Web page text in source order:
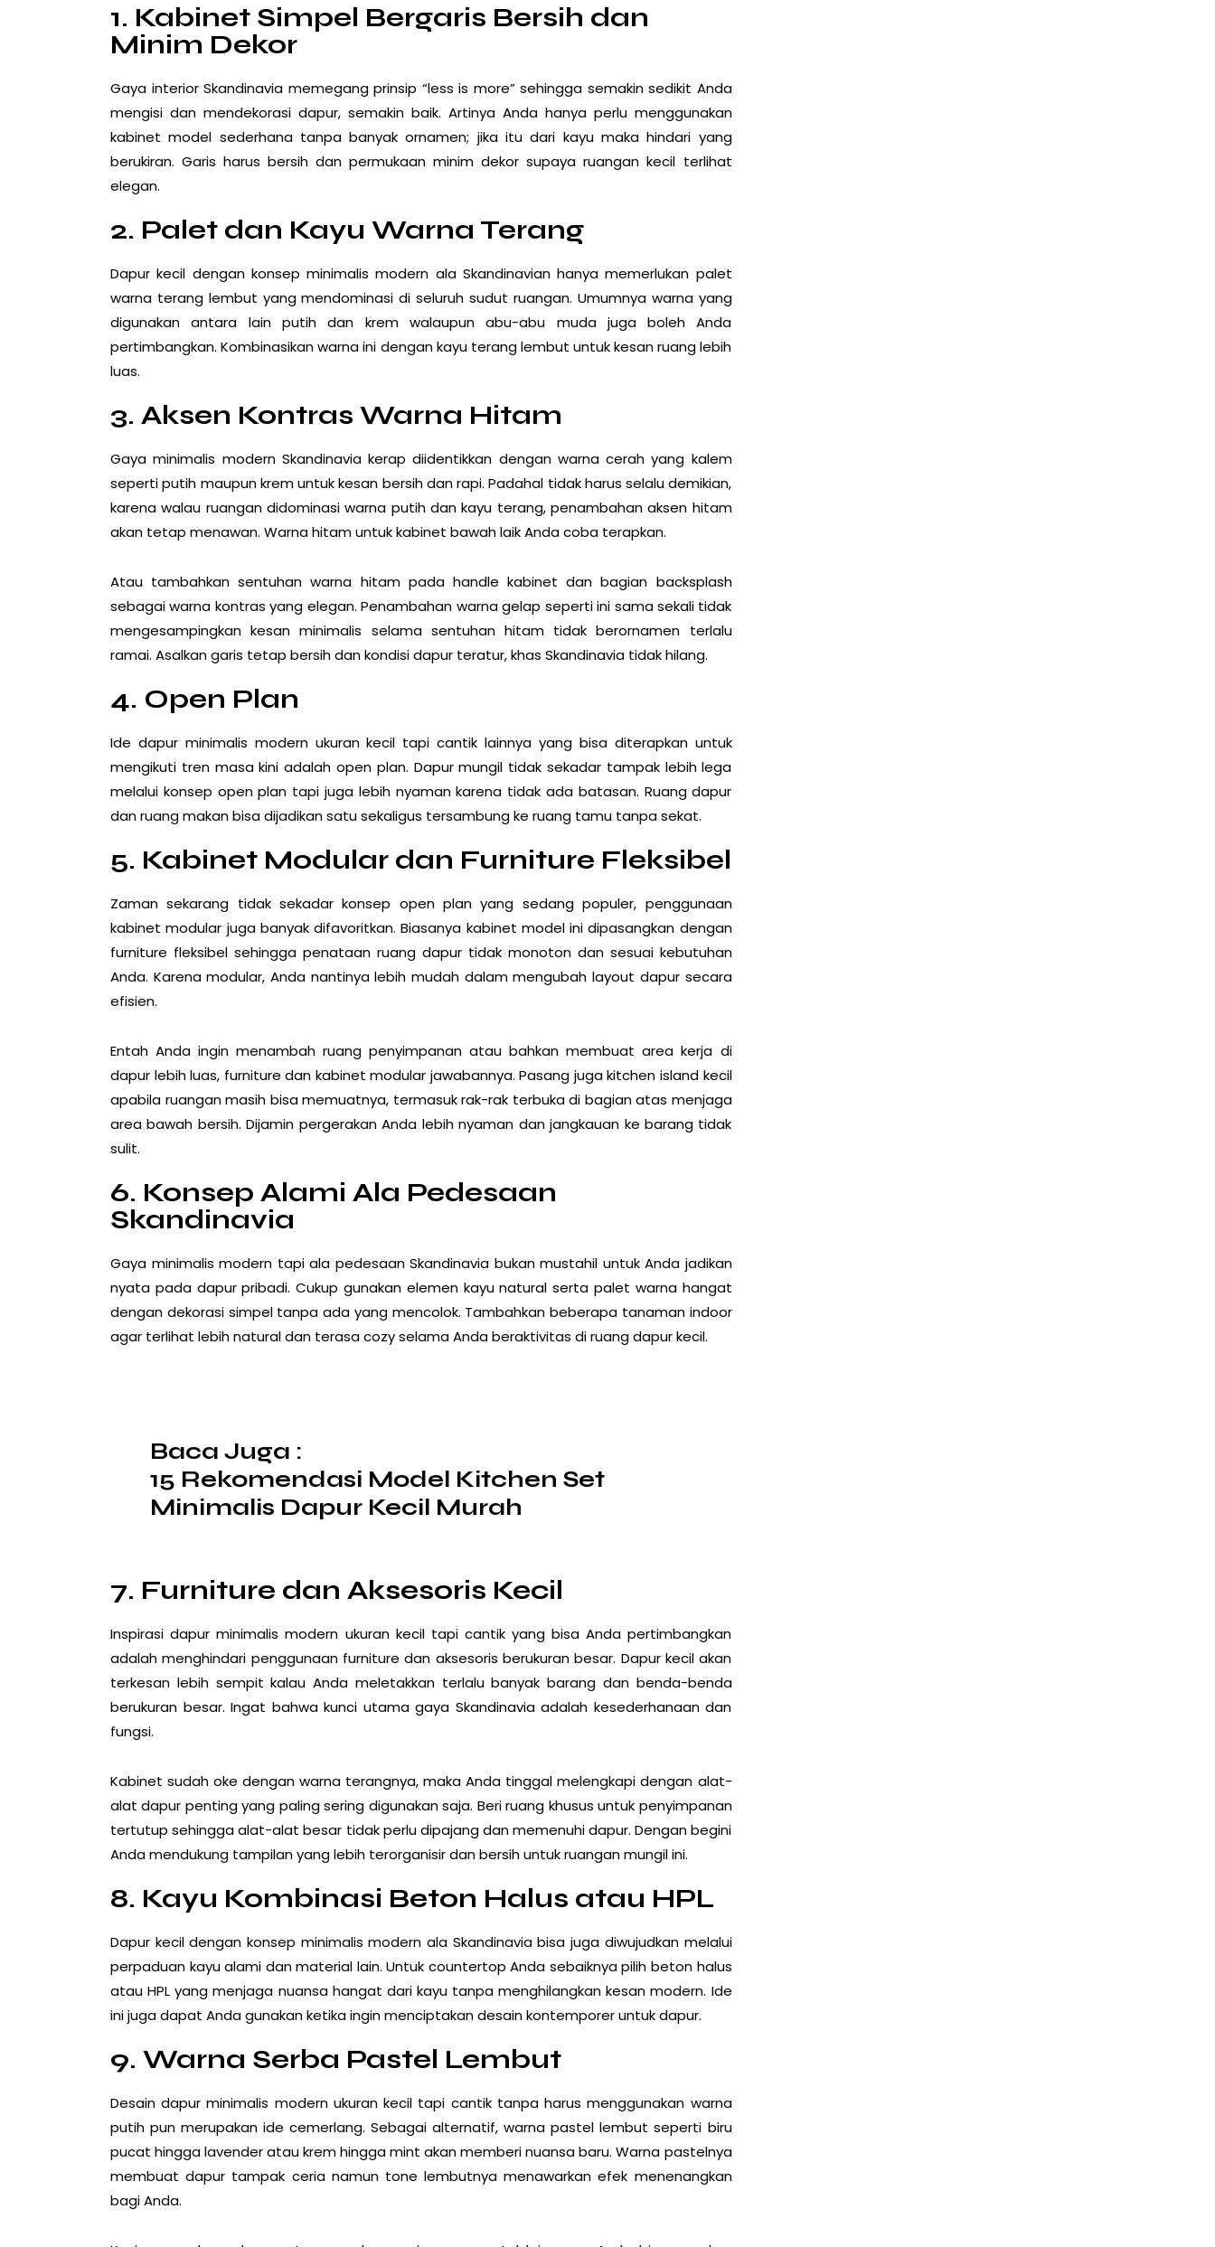
1. Kabinet Simpel Bergaris Bersih dan
Minim Dekor
Gaya interior Skandinavia memegang prinsip “less is more” sehingga semakin sedikit Anda
mengisi dan mendekorasi dapur, semakin baik. Artinya Anda hanya perlu menggunakan
kabinet model sederhana tanpa banyak ornamen; jika itu dari kayu maka hindari yang
berukiran. Garis harus bersih dan permukaan minim dekor supaya ruangan kecil terlihat
elegan.
2. Palet dan Kayu Warna Terang
Dapur kecil dengan konsep minimalis modern ala Skandinavian hanya memerlukan palet
warna terang lembut yang mendominasi di seluruh sudut ruangan. Umumnya warna yang
digunakan antara lain putih dan krem walaupun abu-abu muda juga boleh Anda
pertimbangkan. Kombinasikan warna ini dengan kayu terang lembut untuk kesan ruang lebih
luas.
3. Aksen Kontras Warna Hitam
Gaya minimalis modern Skandinavia kerap diidentikkan dengan warna cerah yang kalem
seperti putih maupun krem untuk kesan bersih dan rapi. Padahal tidak harus selalu demikian,
karena walau ruangan didominasi warna putih dan kayu terang, penambahan aksen hitam
akan tetap menawan. Warna hitam untuk kabinet bawah laik Anda coba terapkan.
Atau tambahkan sentuhan warna hitam pada handle kabinet dan bagian backsplash
sebagai warna kontras yang elegan. Penambahan warna gelap seperti ini sama sekali tidak
mengesampingkan kesan minimalis selama sentuhan hitam tidak berornamen terlalu
ramai. Asalkan garis tetap bersih dan kondisi dapur teratur, khas Skandinavia tidak hilang.
4. Open Plan
Ide dapur minimalis modern ukuran kecil tapi cantik lainnya yang bisa diterapkan untuk
mengikuti tren masa kini adalah open plan. Dapur mungil tidak sekadar tampak lebih lega
melalui konsep open plan tapi juga lebih nyaman karena tidak ada batasan. Ruang dapur
dan ruang makan bisa dijadikan satu sekaligus tersambung ke ruang tamu tanpa sekat.
5. Kabinet Modular dan Furniture Fleksibel
Zaman sekarang tidak sekadar konsep open plan yang sedang populer, penggunaan
kabinet modular juga banyak difavoritkan. Biasanya kabinet model ini dipasangkan dengan
furniture fleksibel sehingga penataan ruang dapur tidak monoton dan sesuai kebutuhan
Anda. Karena modular, Anda nantinya lebih mudah dalam mengubah layout dapur secara
efisien.
Entah Anda ingin menambah ruang penyimpanan atau bahkan membuat area kerja di
dapur lebih luas, furniture dan kabinet modular jawabannya. Pasang juga kitchen island kecil
apabila ruangan masih bisa memuatnya, termasuk rak-rak terbuka di bagian atas menjaga
area bawah bersih. Dijamin pergerakan Anda lebih nyaman dan jangkauan ke barang tidak
sulit.
6. Konsep Alami Ala Pedesaan
Skandinavia
Gaya minimalis modern tapi ala pedesaan Skandinavia bukan mustahil untuk Anda jadikan
nyata pada dapur pribadi. Cukup gunakan elemen kayu natural serta palet warna hangat
dengan dekorasi simpel tanpa ada yang mencolok. Tambahkan beberapa tanaman indoor
agar terlihat lebih natural dan terasa cozy selama Anda beraktivitas di ruang dapur kecil.
Baca Juga :
15 Rekomendasi Model Kitchen Set
Minimalis Dapur Kecil Murah
7. Furniture dan Aksesoris Kecil
Inspirasi dapur minimalis modern ukuran kecil tapi cantik yang bisa Anda pertimbangkan
adalah menghindari penggunaan furniture dan aksesoris berukuran besar. Dapur kecil akan
terkesan lebih sempit kalau Anda meletakkan terlalu banyak barang dan benda-benda
berukuran besar. Ingat bahwa kunci utama gaya Skandinavia adalah kesederhanaan dan
fungsi.
Kabinet sudah oke dengan warna terangnya, maka Anda tinggal melengkapi dengan alat-
alat dapur penting yang paling sering digunakan saja. Beri ruang khusus untuk penyimpanan
tertutup sehingga alat-alat besar tidak perlu dipajang dan memenuhi dapur. Dengan begini
Anda mendukung tampilan yang lebih terorganisir dan bersih untuk ruangan mungil ini.
8. Kayu Kombinasi Beton Halus atau HPL
Dapur kecil dengan konsep minimalis modern ala Skandinavia bisa juga diwujudkan melalui
perpaduan kayu alami dan material lain. Untuk countertop Anda sebaiknya pilih beton halus
atau HPL yang menjaga nuansa hangat dari kayu tanpa menghilangkan kesan modern. Ide
ini juga dapat Anda gunakan ketika ingin menciptakan desain kontemporer untuk dapur.
9. Warna Serba Pastel Lembut
Desain dapur minimalis modern ukuran kecil tapi cantik tanpa harus menggunakan warna
putih pun merupakan ide cemerlang. Sebagai alternatif, warna pastel lembut seperti biru
pucat hingga lavender atau krem hingga mint akan memberi nuansa baru. Warna pastelnya
membuat dapur tampak ceria namun tone lembutnya menawarkan efek menenangkan
bagi Anda.